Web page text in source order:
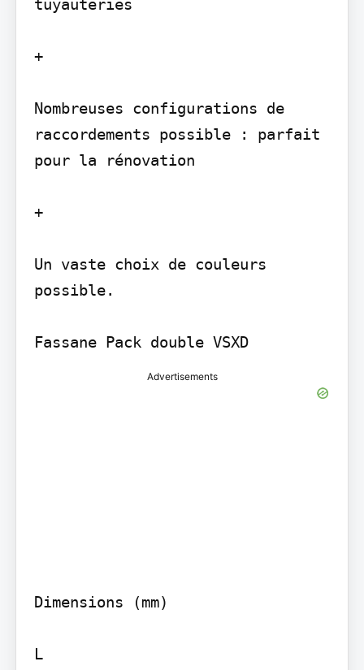
tuyauteries
+
Nombreuses configurations de
raccordements possible : parfait
pour la rénovation
+
Un vaste choix de couleurs
possible.
Fassane Pack double VSXD
Advertisements
Dimensions (mm)
L